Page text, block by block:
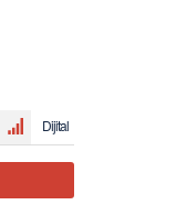
Dijital